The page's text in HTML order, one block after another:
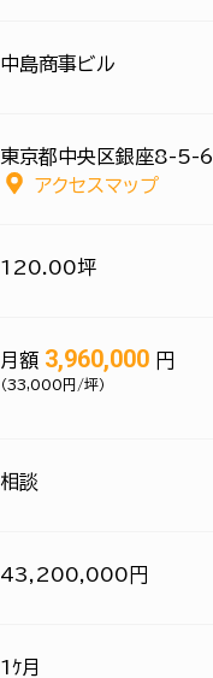
中島商事ビル
東京都中央区銀座8-5-6
アクセスマップ
120.00坪
月額 3,960,000 円
（33,000円/坪）
相談
43,200,000円
1ｹ月